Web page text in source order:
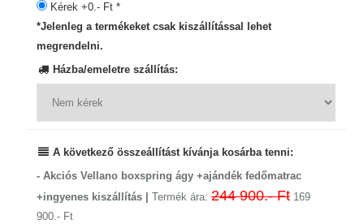
Kérek +0.- Ft *
*Jelenleg a termékeket csak kiszállítással lehet
megrendelni.
Házba/emeletre szállítás:
A következő összeállítást kívánja kosárba tenni:
- Akciós Vellano boxspring ágy +ajándék fedőmatrac
+ingyenes kiszállítás | Termék ára: 244 900.- Ft 169
900.- Ft